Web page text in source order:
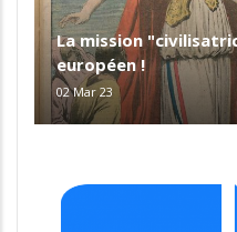
La mission
européen !
02 Mar 23